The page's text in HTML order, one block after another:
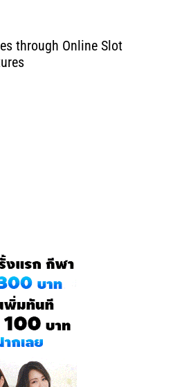
through Online Slot